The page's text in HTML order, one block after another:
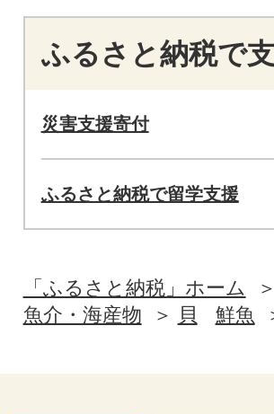
ふるさと納税で
災害支援寄付
ふるさと納税で留学支援
「ふるさと納税」ホーム
魚介・海産物
貝 鮮魚